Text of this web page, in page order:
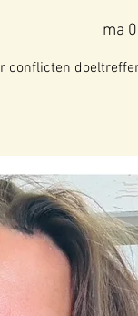
ma
conflicten